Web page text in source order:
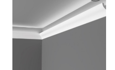
Legg til
i